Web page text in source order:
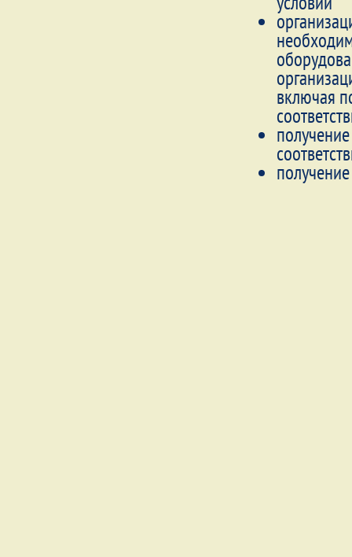
включая